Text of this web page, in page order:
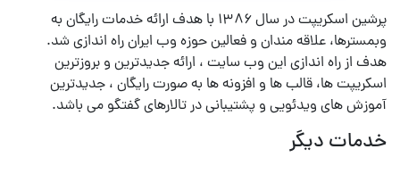
پرشین اسکریپت در سال ۱۳۸۶ با هدف ارائه خدمات رایگان به
وبمسترها، علاقه مندان و فعالین حوزه وب ایران راه اندازی شد.
هدف از راه اندازی این وب سایت ، ارائه جدیدترین و بروزترین
اسکریپت ها، قالب ها و افزونه ها به صورت رایگان ، جدیدترین
آموزش های ویدئویی و پشتیبانی در تالارهای گفتگو می باشد.
خدمات دیگر